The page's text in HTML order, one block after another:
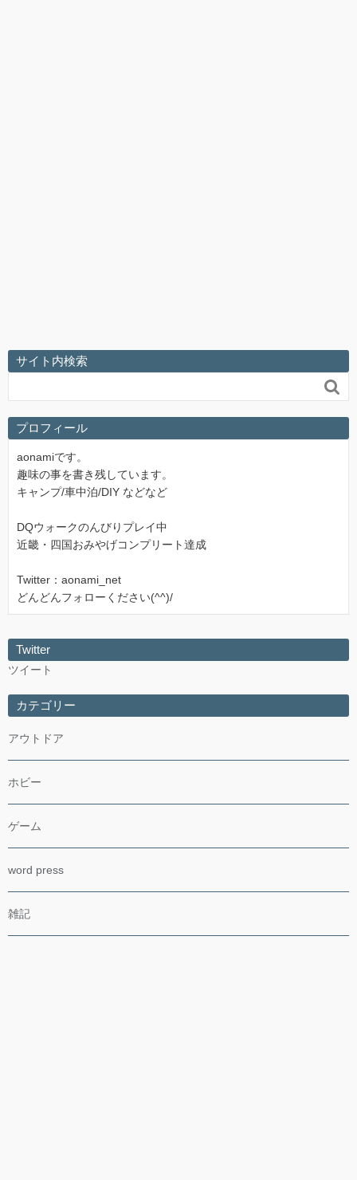
サイト内検索

プロフィール
aonamiです。
趣味の事を書き残しています。
キャンプ/車中泊/DIY などなど
DQウォークのんびりプレイ中
近畿・四国おみやげコンプリート達成
Twitter：aonami_net
どんどんフォローください(^^)/
Twitter
ツイート
カテゴリー
アウトドア
ホビー
ゲーム
word press
雑記